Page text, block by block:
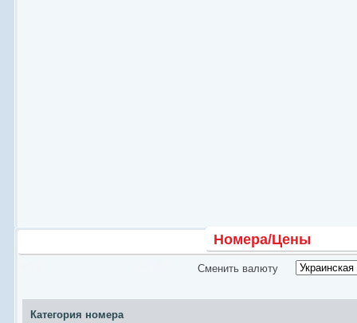
Номера/Цены
Сменить валюту
Категория номера